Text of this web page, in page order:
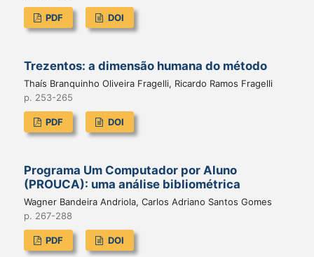
PDF DOI
Trezentos: a dimensão humana do método
Thaís Branquinho Oliveira Fragelli, Ricardo Ramos Fragelli
p. 253-265
PDF DOI
Programa Um Computador por Aluno
(PROUCA): uma análise bibliométrica
Wagner Bandeira Andriola, Carlos Adriano Santos Gomes
p. 267-288
PDF DOI